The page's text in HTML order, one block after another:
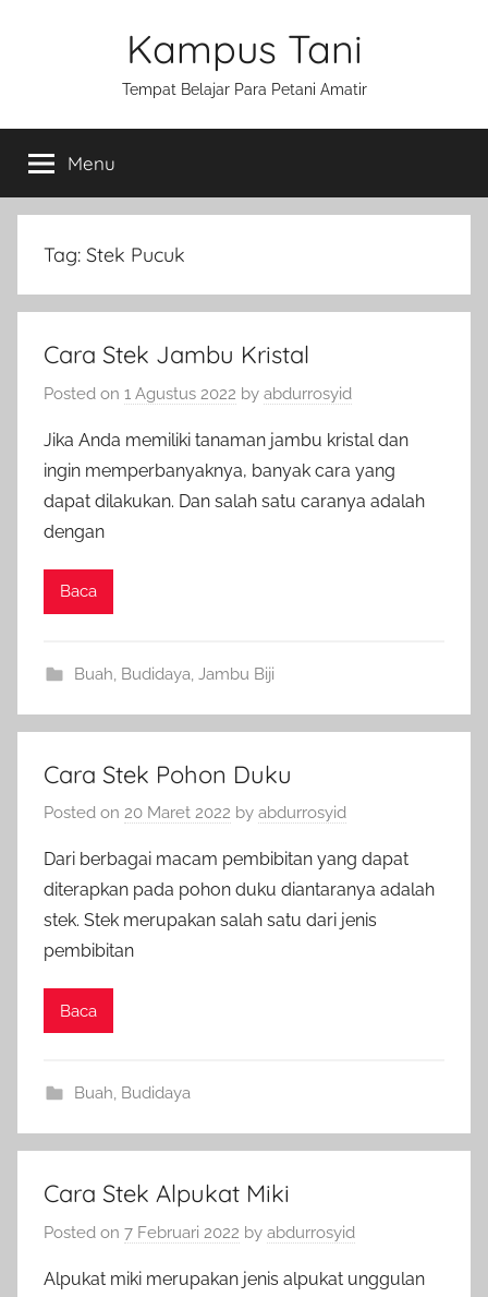
Kampus Tani
Tempat Belajar Para Petani Amatir
Menu
Tag: Stek Pucuk
Cara Stek Jambu Kristal
Posted on 1 Agustus 2022 by abdurrosyid
Jika Anda memiliki tanaman jambu kristal dan
ingin memperbanyaknya, banyak cara yang
dapat dilakukan. Dan salah satu caranya adalah
dengan
Baca
Buah Budidaya Jambu Biji
Cara Stek Pohon Duku
Posted on 20 Maret 2022 by abdurrosyid
Dari berbagai macam pembibitan yang dapat
diterapkan pada pohon duku diantaranya adalah
stek. Stek merupakan salah satu dari jenis
pembibitan
Baca
Buah, Budidaya
Cara Stek Alpukat Miki
Posted on 7 Februari 2022 by abdurrosyid
Alpukat miki merupakan jenis alpukat unggulan